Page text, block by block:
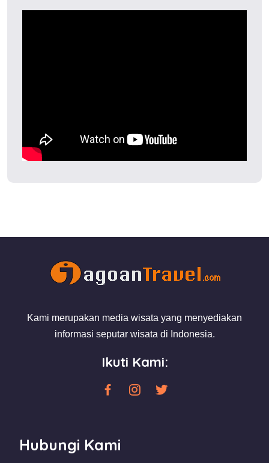
Kami merupakan media wisata yang menyediakan
informasi seputar wisata di Indonesia.
Ikuti Kami:
Hubungi Kami